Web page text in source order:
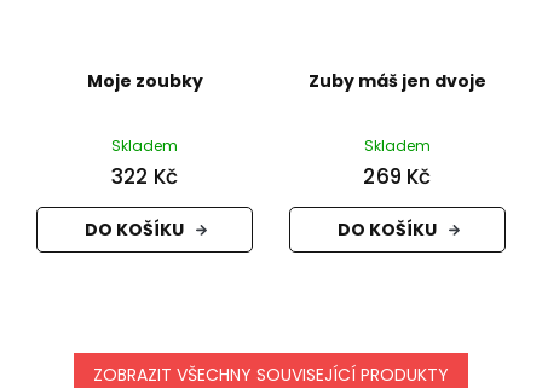
Moje zoubky
Skladem
322 Kč
DO KOŠÍKU
Zuby máš jen dvoje
Skladem
269 Kč
DO KOŠÍKU
ZOBRAZIT VŠECHNY SOUVISEJÍCÍ PRODUKTY